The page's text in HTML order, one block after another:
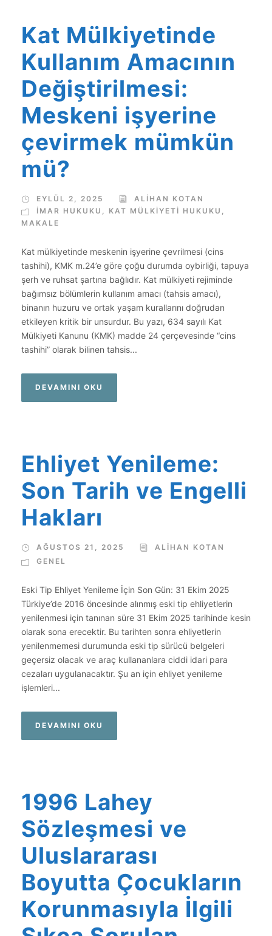
Kat Mülkiyetinde
Kullanım Amacının
Değiştirilmesi:
Meskeni işyerine
çevirmek mümkün
mü?
EYLÜL 2, 2025
ALIHAN KOTAN
İMAR HUKUKU , KAT MÜLKIYETI HUKUKU ,
MAKALE
Kat mülkiyetinde meskenin işyerine çevrilmesi (cins
tashihi), KMK m.24’e göre çoğu durumda oybirliği, tapuya
şerh ve ruhsat şartına bağlıdır. Kat mülkiyeti rejiminde
bağımsız bölümlerin kullanım amacı (tahsis amacı),
binanın huzuru ve ortak yaşam kurallarını doğrudan
etkileyen kritik bir unsurdur. Bu yazı, 634 sayılı Kat
Mülkiyeti Kanunu (KMK) madde 24 çerçevesinde “cins
tashihi” olarak bilinen tahsis...
DEVAMINI OKU
Ehliyet Yenileme:
Son Tarih ve Engelli
Hakları
AĞUSTOS 21, 2025
ALIHAN KOTAN
GENEL
Eski Tip Ehliyet Yenileme İçin Son Gün: 31 Ekim 2025
Türkiye’de 2016 öncesinde alınmış eski tip ehliyetlerin
yenilenmesi için tanınan süre 31 Ekim 2025 tarihinde kesin
olarak sona erecektir. Bu tarihten sonra ehliyetlerin
yenilenmemesi durumunda eski tip sürücü belgeleri
geçersiz olacak ve araç kullananlara ciddi idari para
cezaları uygulanacaktır. Şu an için ehliyet yenileme
işlemleri...
DEVAMINI OKU
1996 Lahey
Sözleşmesi ve
Uluslararası
Boyutta Çocukların
Korunmasıyla İlgili